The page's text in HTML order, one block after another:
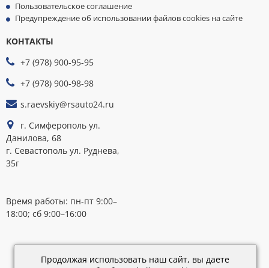
Пользовательское соглашение
Предупреждение об использовании файлов cookies на сайте
КОНТАКТЫ
+7 (978) 900-95-95
+7 (978) 900-98-98
s.raevskiy@rsauto24.ru
г. Симферополь ул.
Данилова, 68
г. Севастополь ул. Руднева,
35г
Время работы: пн-пт 9:00–
18:00; сб 9:00–16:00
Каталог
28.02.2019
Продолжая использовать наш сайт, вы даете